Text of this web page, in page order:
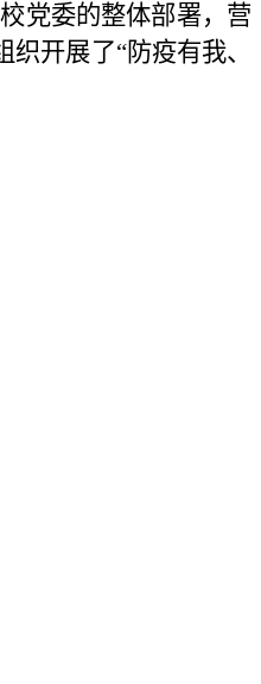
党委的整体部署，营
开展了“防疫有我、